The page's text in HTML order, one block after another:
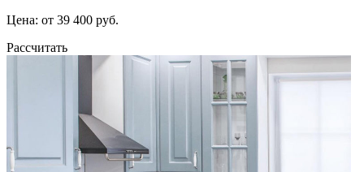
Цена: от 39 400 руб.
Рассчитать